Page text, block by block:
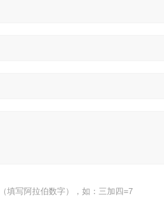
填写阿拉伯数字），如：三加四=7